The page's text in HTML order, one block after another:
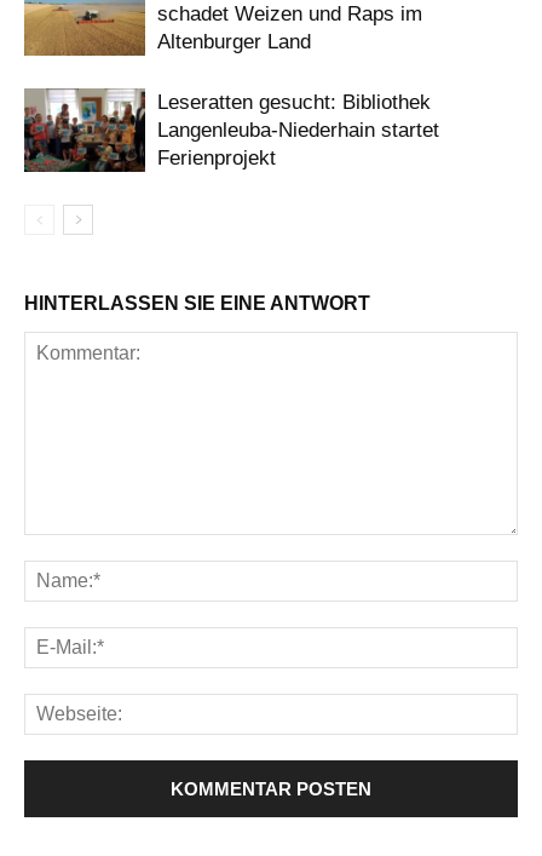
schadet Weizen und Raps im
Altenburger Land
Leseratten gesucht: Bibliothek
Langenleuba-Niederhain startet
Ferienprojekt
HINTERLASSEN SIE EINE ANTWORT